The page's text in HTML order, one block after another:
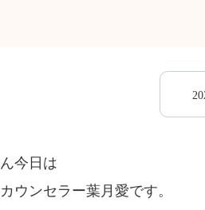
今日は
ウンセラー葉月愛です。